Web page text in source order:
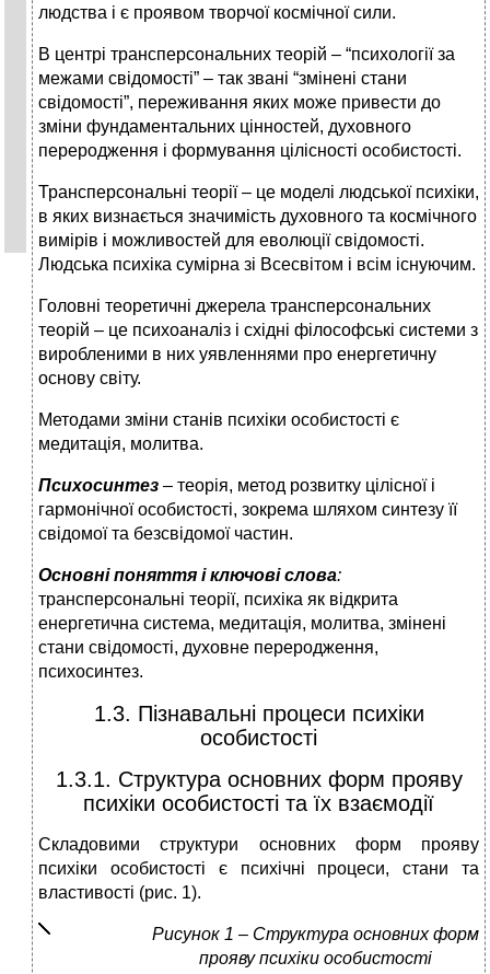
людства і є проявом творчої космічної сили.
В центрі трансперсональних теорій – “психології за
межами свідомості” – так звані “змінені стани
свідомості”, переживання яких може привести до
зміни фундаментальних цінностей, духовного
переродження і формування цілісності особистості.
Трансперсональні теорії – це моделі людської психіки,
в яких визнається значимість духовного та космічного
вимірів і можливостей для еволюції свідомості.
Людська психіка сумірна зі Всесвітом і всім існуючим.
Головні теоретичні джерела трансперсональних
теорій – це психоаналіз і східні філософські системи з
виробленими в них уявленнями про енергетичну
основу світу.
Методами зміни станів психіки особистості є
медитація, молитва.
Психосинтез – теорія, метод розвитку цілісної і
гармонічної особистості, зокрема шляхом синтезу її
свідомої та безсвідомої частин.
Основні поняття і ключові слова:
трансперсональні теорії, психіка як відкрита
енергетична система, медитація, молитва, змінені
стани свідомості, духовне переродження,
психосинтез.
1.3. Пізнавальні процеси психіки
особистості
1.3.1. Структура основних форм прояву
психіки особистості та їх взаємодії
Складовими структури основних форм прояву
психіки особистості є психічні процеси, стани та
властивості (рис. 1).
Рисунок1 – Структура основнихформ
прояву психіки особистості